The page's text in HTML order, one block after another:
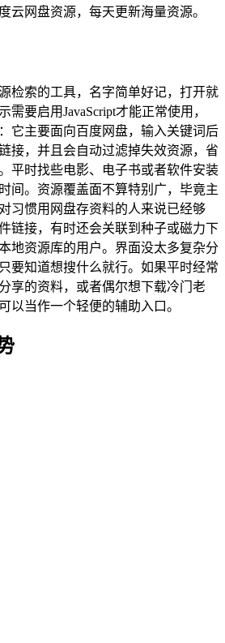
云网盘资源，每天更新海量资源。
检索的工具，名字简单好记，打开就
需要启用JavaScript才能正常使用，
它主要面向百度网盘，输入关键词后
接，并且会自动过滤掉失效资源，省
平时找些电影、电子书或者软件安装
间。资源覆盖面不算特别广，毕竟主
习惯用网盘存资料的人来说已经够
链接，有时还会关联到种子或磁力下
地资源库的用户。界面没太多复杂分
要知道想搜什么就行。如果平时经常
享的资料，或者偶尔想下载冷门老
以当作一个轻便的辅助入口。